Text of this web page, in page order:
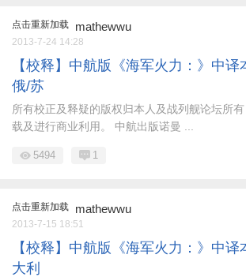
点击重新加载 mathewwu
2013-7-24 14:28
【校释】中航版《海军火力：》中
俄/苏
所有校正及释疑的版权归本人及战列舰论坛所
载及进行商业利用。 中航出版诺曼 ...
5494 1
点击重新加载 mathewwu
2013-7-15 18:51
【校释】中航版《海军火力：》中
大利